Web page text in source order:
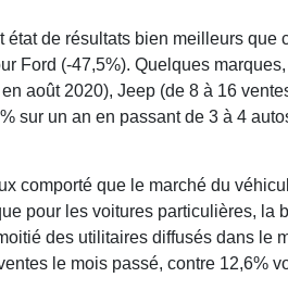
état de résultats bien meilleurs que
Ford (-47,5%). Quelques
août 2020), Jeep (de 8 à 16
sur un an en passant de 3 à 4
comporté que le marché du
pour les voitures particulières, la
des utilitaires diffusés dans le
le mois passé, contre 12,6%